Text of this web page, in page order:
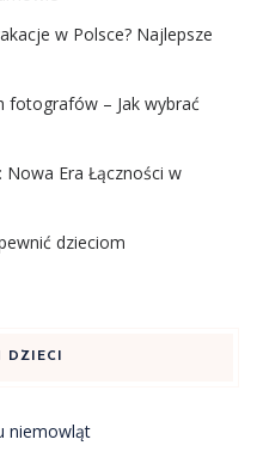
w Polsce? Najlepsze
fotografów – Jak wybrać
Nowa Era Łączności w
dzieciom
DZIECI
niemowląt